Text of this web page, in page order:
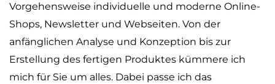
Vorgehensweise individuelle und moderne Online-
Shops, Newsletter und Webseiten. Von der
anfänglichen Analyse und Konzeption bis zur
Erstellung des fertigen Produktes kümmere ich
mich für Sie um alles. Dabei passe ich das